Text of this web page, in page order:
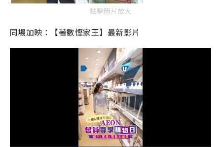
點擊圖片放大
同場加映：【著數慳家王】最新影片